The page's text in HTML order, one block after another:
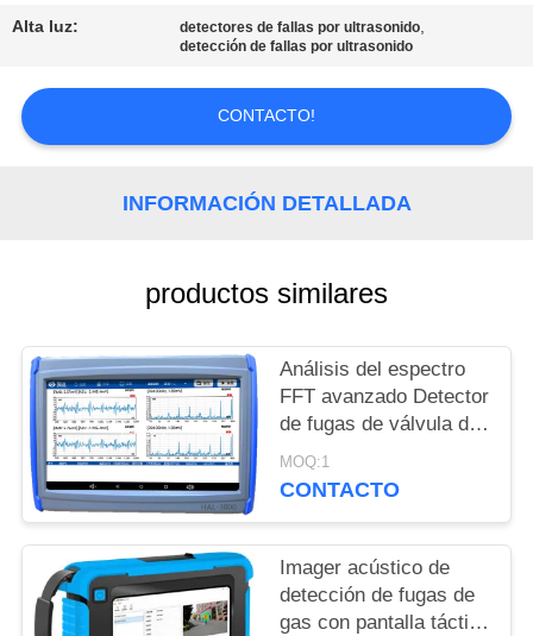
CON
PIDA
UNA
PRIVACY
POLICY
Alta luz: detectores de fallas por ultrasonido,
detección de fallas por ultrasonido
CONTACTO!
INFORMACIÓN DETALLADA
productos similares
Análisis del espectro
FFT avanzado Detector
de fugas de válvula de
emisión acústica
sincrónica de doble
MOQ:1
CONTACTO
Imager acústico de
detección de fugas de
gas con pantalla táctil